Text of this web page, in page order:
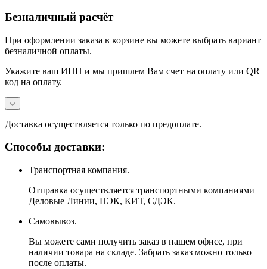
Безналичный расчёт
При оформлении заказа в корзине вы можете выбрать вариант
безналичной оплаты.
Укажите ваш ИНН и мы пришлем Вам счет на оплату или QR
код на оплату.
Доставка осуществляется только по предоплате.
Способы доставки:
Транспортная компания.
Отправка осуществляется транспортными компаниями
Деловые Линии, ПЭК, КИТ, СДЭК.
Самовывоз.
Вы можете сами получить заказ в нашем офисе, при
наличии товара на складе. Забрать заказ можно только
после оплаты.